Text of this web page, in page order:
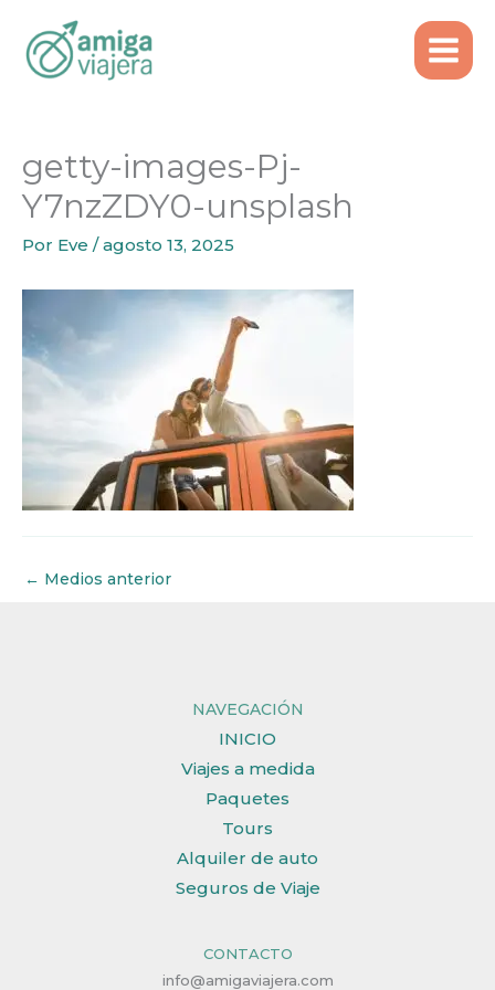
contenido
getty-images-Pj-Y7nzZDY0-unsplash
getty-images-Pj-
Y7nzZDY0-unsplash
Por Eve /agosto 13, 2025
← Medios anterior
NAVEGACIÓN
INICIO
Viajes a medida
Paquetes
Tours
Alquiler de auto
Seguros de Viaje
CONTACTO
info@amigaviajera.com